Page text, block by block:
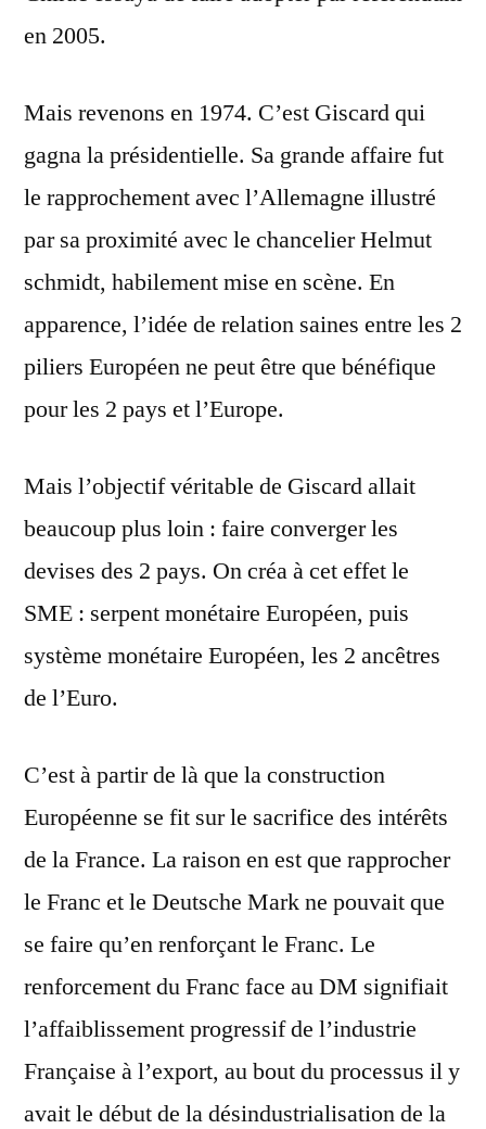
en 2005.
Mais revenons en 1974. C’est Giscard qui
gagna la présidentielle. Sa grande affaire fut
le rapprochement avec l’Allemagne illustré
par sa proximité avec le chancelier Helmut
schmidt, habilement mise en scène. En
apparence, l’idée de relation saines entre les 2
piliers Européen ne peut être que bénéfique
pour les 2 pays et l’Europe.
Mais l’objectif véritable de Giscard allait
beaucoup plus loin : faire converger les
devises des 2 pays. On créa à cet effet le
SME : serpent monétaire Européen, puis
système monétaire Européen, les 2 ancêtres
de l’Euro.
C’est à partir de là que la construction
Européenne se fit sur le sacrifice des intérêts
de la France. La raison en est que rapprocher
le Franc et le Deutsche Mark ne pouvait que
se faire qu’en renforçant le Franc. Le
renforcement du Franc face au DM signifiait
l’affaiblissement progressif de l’industrie
Française à l’export, au bout du processus il y
avait le début de la désindustrialisation de la